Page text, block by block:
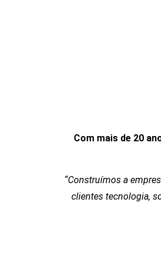
Com mais de 20
“Construímos a
clientes tecnologia,